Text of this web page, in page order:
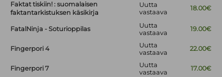
Faktat tiskiin! : suomalaisen
faktantarkistuksen käsikirja
Uutta
vastaava
18.00€
FatalNinja - Soturioppilas
Uutta
vastaava
19.00€
Fingerpori 4
Uutta
vastaava
22.00€
Fingerpori 7
Uutta
vastaava
17.00€